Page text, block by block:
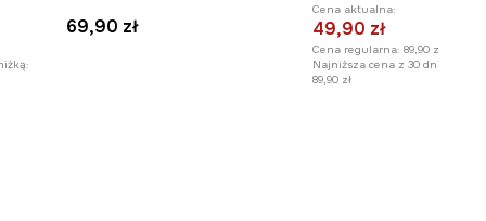
69,90 zł
Cena aktualna:
49,90 zł
Cena regularna: 89,90 zł
Najniższa cena z 30 dni przed
89,90 zł